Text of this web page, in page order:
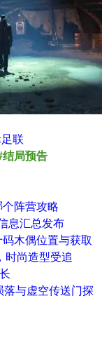
联
结局预告
阵营攻略
息汇总发布
木偶位置与获取
时尚造型受追
与虚空传送门探